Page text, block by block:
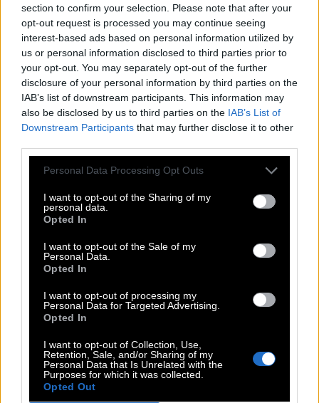
section to confirm your selection. Please note that after your
opt-out request is processed you may continue seeing
interest-based ads based on personal information utilized by
us or personal information disclosed to third parties prior to
your opt-out. You may separately opt-out of the further
disclosure of your personal information by third parties on the
IAB’s list of downstream participants. This information may
also be disclosed by us to third parties on the IAB’s List of
Downstream Participants that may further disclose it to other
Personal Data Processing Opt Outs
I want to opt-out of the Sharing of my
personal data.
Opted In
I want to opt-out of the Sale of my
Personal Data.
Opted In
I want to opt-out of processing my
Personal Data for Targeted Advertising.
Opted In
I want to opt-out of Collection, Use,
Retention, Sale, and/or Sharing of my
Personal Data that Is Unrelated with the
Purposes for which it was collected.
Opted Out
Mini Dezember 14 2022
kreuzworträtsel
B E
N
I
R I
S
R
E N E
E
B
E T E N
E N E
E
Verbindungselement; Los, das nichts wert ist
I E T
Das Gegenteil von lustig ist __:
__-Eye-Steak, Rindersteak aus der Hochrippe
I
B